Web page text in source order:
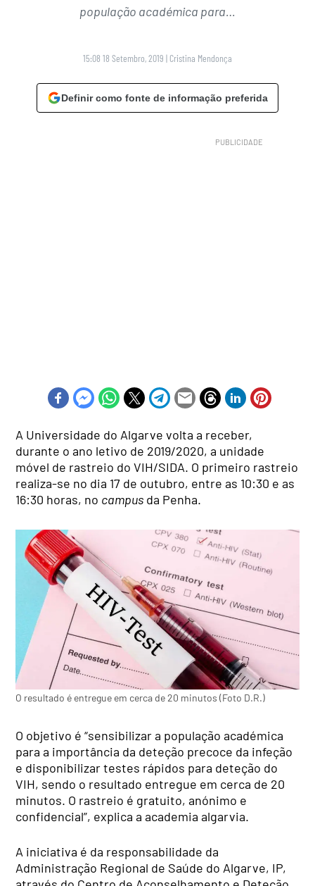
população académica para…
15:08 18 Setembro, 2019 | Cristina Mendonça
Definir como fonte de informação preferida
A Universidade do Algarve volta a receber,
durante o ano letivo de 2019/2020, a unidade
móvel de rastreio do VIH/SIDA. O primeiro rastreio
realiza-se no dia 17 de outubro, entre as 10:30 e as
16:30 horas, no campus da Penha.
O resultado é entregue em cerca de 20 minutos (Foto D.R.)
O objetivo é “sensibilizar a população académica
para a importância da deteção precoce da infeção
e disponibilizar testes rápidos para deteção do
VIH, sendo o resultado entregue em cerca de 20
minutos. O rastreio é gratuito, anónimo e
confidencial”, explica a academia algarvia.
A iniciativa é da responsabilidade da
Administração Regional de Saúde do Algarve, IP,